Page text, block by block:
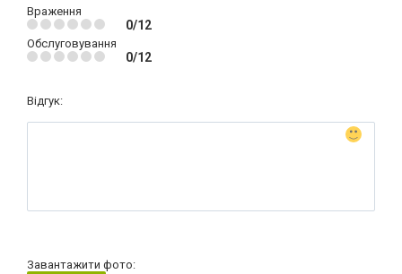
Враження
0/12
Обслуговування
0/12
Відгук:
Завантажити фото: